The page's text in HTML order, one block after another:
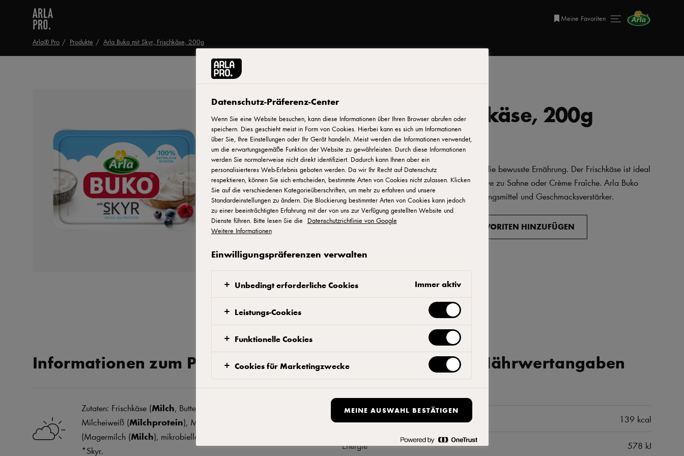
Meine Favoriten
Arla® Pro Produkte Arla Buko mit Skyr, Frischkäse, 200g
ARLA BUKO®
Arla Buko mit Skyr, Frischkäse, 200g
ID: 790878
Arla Buko mit Skyr ist reich an Protein und natürlich cremig – ideal für die bewusste Ernährung. Der Frischkäse ist ideal
als Brotaufstrich, aber auch zum Kochen und Backen, z. B. als Alternative zu Sahne oder Crème Fraîche. Arla Buko
steht für 100 % natürliche Zutaten. Ohne Konservierungsstoffe, Verdickungsmittel und Geschmacksverstärker.
WO KANN MAN DAS PRODUKT KAUFEN? ZU FAVORITEN HINZUFÜGEN
Informationen zum Produkt
Zutaten: Frischkäse (Milch, Buttermilch (
Milcheiweiß (Milchprotein), Milchsäurekulturen) 15% Frischkäse*
(Magermilch (Milch), mikrobielles Lab, Milchsäurekulturen), Speisesalz.
*Skyr.
Durchschnittliche Nährwertangaben
pro 100 g
139 kcal
Energie 578 kJ
Datenschutz-Präferenz-Center
Wenn Sie eine Website besuchen, kann diese Informationen über Ihren Browser abrufen oder
speichern. Dies geschieht meist in Form von Cookies. Hierbei kann es sich um Informationen
über Sie, Ihre Einstellungen oder Ihr Gerät handeln. Meist werden die Informationen verwendet,
um die erwartungsgemäße Funktion der Website zu gewährleisten. Durch diese Informationen
werden Sie normalerweise nicht direkt identifiziert. Dadurch kann Ihnen aber ein
personalisierteres Web-Erlebnis geboten werden. Da wir Ihr Recht auf Datenschutz
respektieren, können Sie sich entscheiden, bestimmte Arten von Cookies nicht zulassen. Klicken
Sie auf die verschiedenen Kategorieüberschriften, um mehr zu erfahren und unsere
Standardeinstellungen zu ändern. Die Blockierung bestimmter Arten von Cookies kann jedoch
zu einer beeinträchtigten Erfahrung mit der von uns zur Verfügung gestellten Website und
Dienste führen. Bitte lesen Sie die
Datenschutzrichtlinie von Google
Weitere Informationen
Einwilligungspräferenzen verwalten
Unbedingt erforderliche Cookies Immer aktiv
Leistungs-Cookies
Funktionelle Cookies
Cookies für Marketingzwecke
MEINE AUSWAHL BESTÄTIGEN